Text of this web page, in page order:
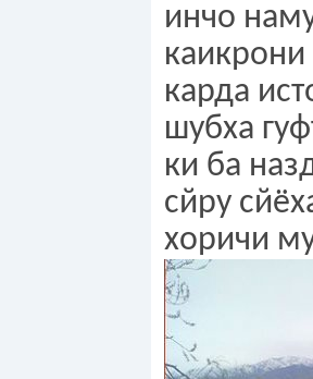
инчо
карда
шубха
ки ба
сйру
хоричи